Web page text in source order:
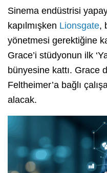
Sinema endüstrisi
kapılmışken Lionsgate,
yönetmesi gerektiğine
Grace’i stüdyonun ilk
bünyesine kattı. Grace
Feltheimer’a bağlı
alacak.